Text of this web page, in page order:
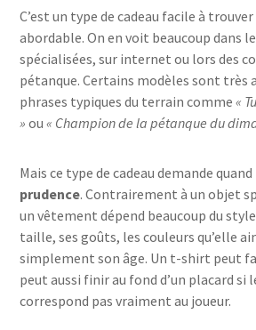
C’est un type de cadeau facile à
abordable. On en voit beaucoup dans
spécialisées, sur internet ou lors des
pétanque. Certains modèles sont très
phrases typiques du terrain comme«
» ou« Champion de la pétanque du
Mais ce type de cadeau demande
prudence. Contrairement à un objet
un vêtement dépend beaucoup du
taille, ses goûts, les couleurs qu’elle
simplement son âge. Un t-shirt peut
peut aussi finir au fond d’un placard si
correspond pas vraiment au joueur.